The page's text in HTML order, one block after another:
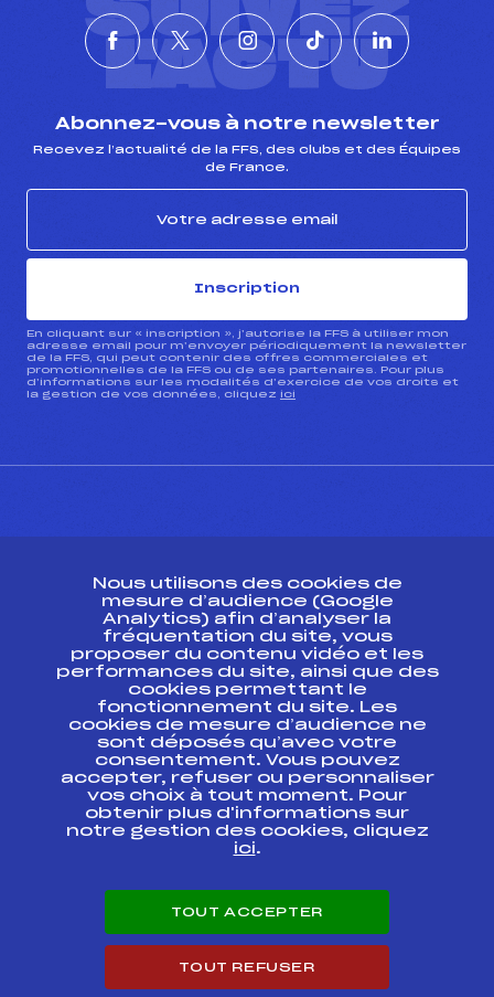
SUIVEZ
L'ACTU
Abonnez-vous à notre newsletter
Recevez l’actualité de la FFS, des clubs et des Équipes
de France.
Inscription
En cliquant sur « inscription », j’autorise la FFS à utiliser mon
adresse email pour m’envoyer périodiquement la newsletter
de la FFS, qui peut contenir des offres commerciales et
promotionnelles de la FFS ou de ses partenaires. Pour plus
d’informations sur les modalités d’exercice de vos droits et
la gestion de vos données, cliquez ici
ESPACE PRESSE
Ressources
Pass’Neige
Projet sportif fédéral
Projet de performance fédéral
Antidopage
Pôle Développement, Formation, Suivi
Scientifique
Listes ministérielles
Pôle vie de l’athlète
Carrières
Nous utilisons des cookies de
mesure d’audience (Google
Analytics) afin d’analyser la
fréquentation du site, vous
proposer du contenu vidéo et les
performances du site, ainsi que des
cookies permettant le
fonctionnement du site. Les
cookies de mesure d’audience ne
sont déposés qu’avec votre
consentement. Vous pouvez
accepter, refuser ou personnaliser
vos choix à tout moment. Pour
obtenir plus d'informations sur
notre gestion des cookies, cliquez
ici.
TOUT ACCEPTER
TOUT REFUSER